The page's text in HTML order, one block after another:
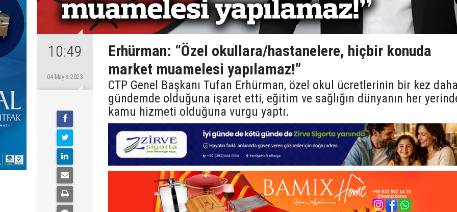
10:49
04 Mayıs 2023
Erhürman: “Özel okullara/hastanelere, hiçbir konuda
market muamelesi yapılamaz!”
CTP Genel Başkanı Tufan Erhürman, özel okul ücretlerinin bir kez daha
gündemde olduğuna işaret etti, eğitim ve sağlığın dünyanın her
kamu hizmeti olduğuna vurgu yaptı.